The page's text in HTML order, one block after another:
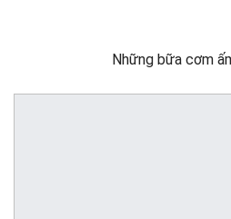
Những bữa cơm